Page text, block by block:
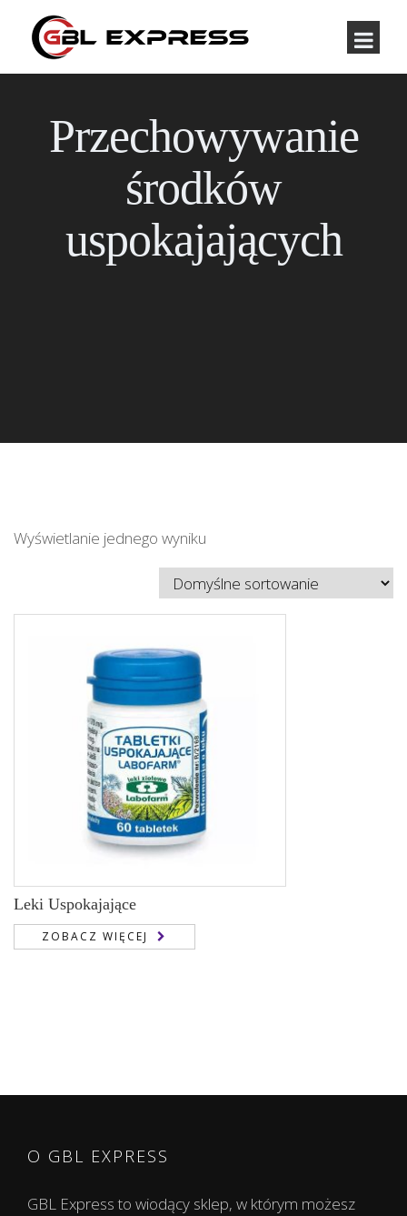
Przechowywanie
środków
uspokajających
Wyświetlanie jednego wyniku
Leki Uspokajające
ZOBACZ WIĘCEJ
O GBL EXPRESS
GBL Express to wiodący sklep, w którym możesz